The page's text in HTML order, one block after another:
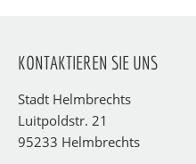
KONTAKTIEREN SIE UNS
Stadt Helmbrechts
Luitpoldstr. 21
95233 Helmbrechts